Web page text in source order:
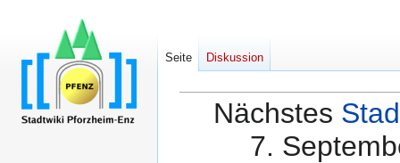
Nächstes
7.
Seite Diskussion